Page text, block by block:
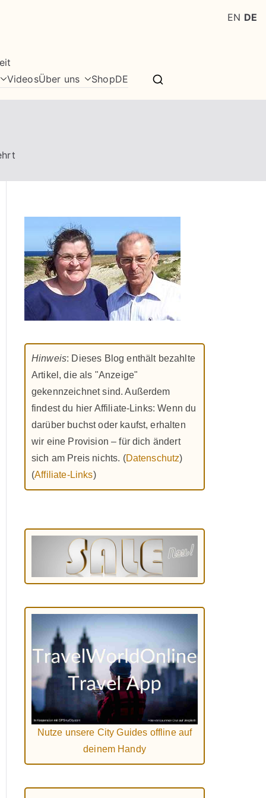
VideosÜber uns ShopDE
Hinweis: Dieses Blog enthält bezahlte
Artikel, die als "Anzeige"
gekennzeichnet sind. Außerdem
findest du hier Affiliate-Links: Wenn du
darüber buchst oder kaufst, erhalten
wir eine Provision – für dich ändert
sich am Preis nichts. (Datenschutz)
(Affiliate-Links)
Nutze unsere City Guides offline auf
deinem Handy
EN DE